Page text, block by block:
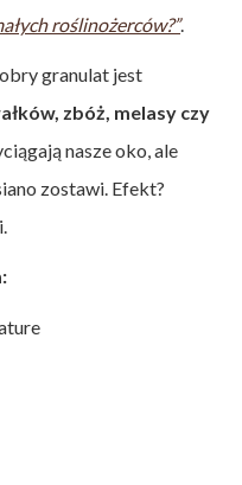
roślinożerców?”.
granulat jest
zbóż, melasy czy
nasze oko, ale
zostawi. Efekt?